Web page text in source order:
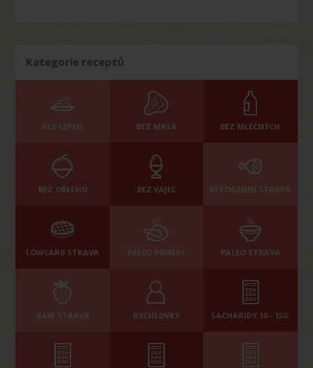
Kategorie receptů
BEZ LEPKU BEZ MASA BEZ MLÉČNÝCH
BEZ OŘECHŮ BEZ VAJEC KETOGENNÍ STRAVA
LOWCARB STRAVA PALEO PRIMAL PALEO STRAVA
RAW STRAVA RYCHLOVKY SACHARIDY 10 - 15G